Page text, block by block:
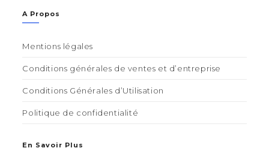
A Propos
Mentions légales
Conditions générales de ventes et d’entreprise
Conditions Générales d’Utilisation
Politique de confidentialité
En Savoir Plus